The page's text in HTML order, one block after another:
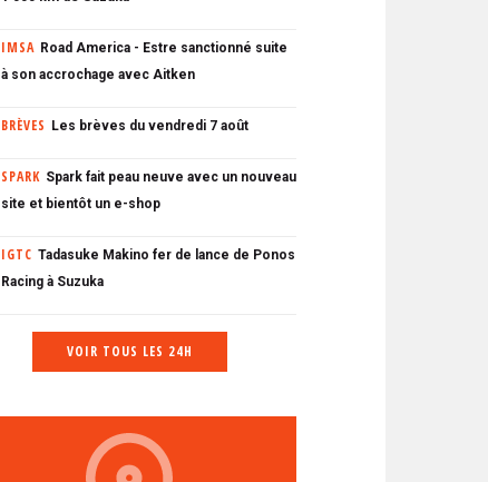
IMSA Road America - Estre sanctionné suite
à son accrochage avec Aitken
BRÈVES Les brèves du vendredi 7 août
SPARK Spark fait peau neuve avec un nouveau
site et bientôt un e-shop
IGTC Tadasuke Makino fer de lance de Ponos
Racing à Suzuka
VOIR TOUS LES 24H